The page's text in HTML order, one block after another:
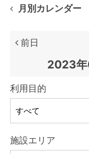
月別カレンダー
前日
利用目的
施設エリア